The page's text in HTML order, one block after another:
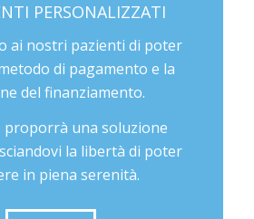
PERSONALIZZATI
ai nostri pazienti di poter
di pagamento e la
del finanziamento.
proporrà una soluzione
la libertà di poter
in piena serenità.